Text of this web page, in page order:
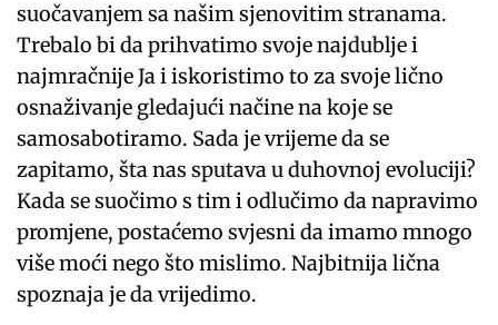
suočavanjem sa našim sjenovitim stranama.
Trebalo bi da prihvatimo svoje najdublje i
najmračnije Ja i iskoristimo to za svoje lično
osnaživanje gledajući načine na koje se
samosabotiramo. Sada je vrijeme da se
zapitamo, šta nas sputava u duhovnoj evoluciji?
Kada se suočimo s tim i odlučimo da napravimo
promjene, postaćemo svjesni da imamo mnogo
više moći nego što mislimo. Najbitnija lična
spoznaja je da vrijedimo.